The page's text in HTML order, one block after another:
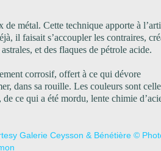
métal. Cette technique apporte à
il faisait s’accoupler les contraires,
et des flaques de pétrole acide.
corrosif, offert à ce qui dévore
dans sa rouille. Les couleurs sont
ce qui a été mordu, lente chimie